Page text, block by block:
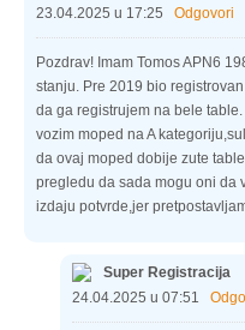
23.04.2025 u 17:25 Odgovori
Pozdrav! Imam Tomos APN6
stanju. Pre 2019 bio
da ga registrujem na bele
vozim moped na A
da ovaj moped dobije zute
pregledu da sada mogu oni da
izdaju potvrde,jer
Super Registracija
24.04.2025 u 07:51